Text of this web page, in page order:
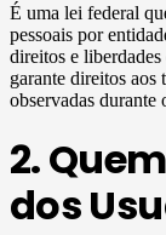
É uma lei federal
pessoais por
direitos e
garante direitos aos
observadas durante
2.
dos